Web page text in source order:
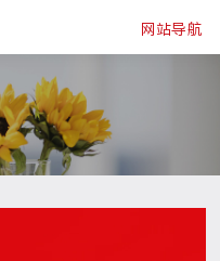
网站导航